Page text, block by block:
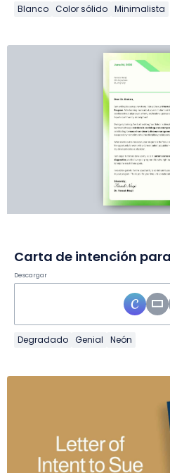
Blanco Color sólido Minimalista
Descargar
Degradado Genial Neón